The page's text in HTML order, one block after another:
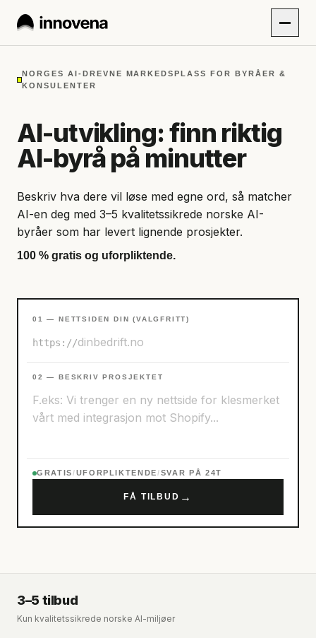
NORGES AI-DREVNE MARKEDSPLASS FOR BYRÅER &
KONSULENTER
AI-utvikling: finn riktig
AI-byrå på minutter
Beskriv hva dere vil løse med egne ord, så matcher
AI-en deg med 3–5 kvalitetssikrede norske AI-
byråer som har levert lignende prosjekter.
100 % gratis og uforpliktende.
01 — NETTSIDEN DIN (VALGFRITT)
https://
02 — BESKRIV PROSJEKTET
GRATIS/UFORPLIKTENDE/SVAR PÅ 24T
FÅ TILBUD →
3–5 tilbud
Kun kvalitetssikrede norske AI-miljøer